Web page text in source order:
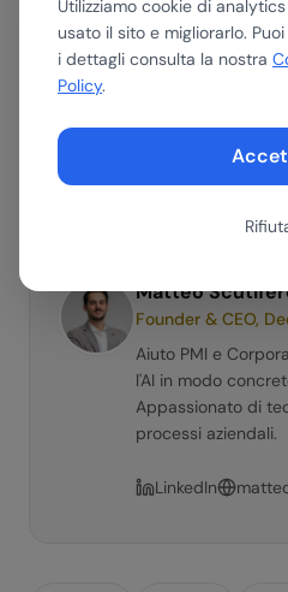
Utilizziamo cookie di
usato il sito e migliorarlo.
i dettagli consulta la nostra
Policy.
Ottieni un riepilogo di questo
preferito.
ChatGPT
Claude
Matteo
Founder & CEO,
Aiuto PMI e
l'AI in modo
Appassionato di
processi aziendali.
LinkedIn